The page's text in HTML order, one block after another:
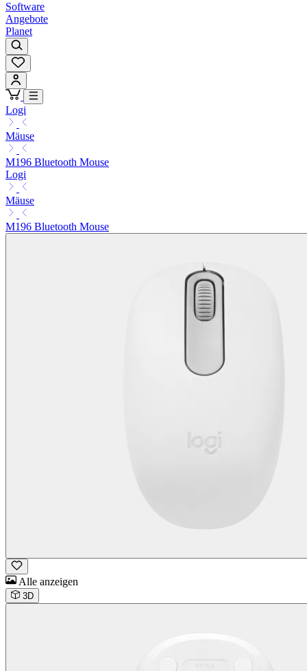
Software
Angebote
Planet
Logi
Mäuse
M196 Bluetooth Mouse
Logi
Mäuse
M196 Bluetooth Mouse
Alle anzeigen
3D